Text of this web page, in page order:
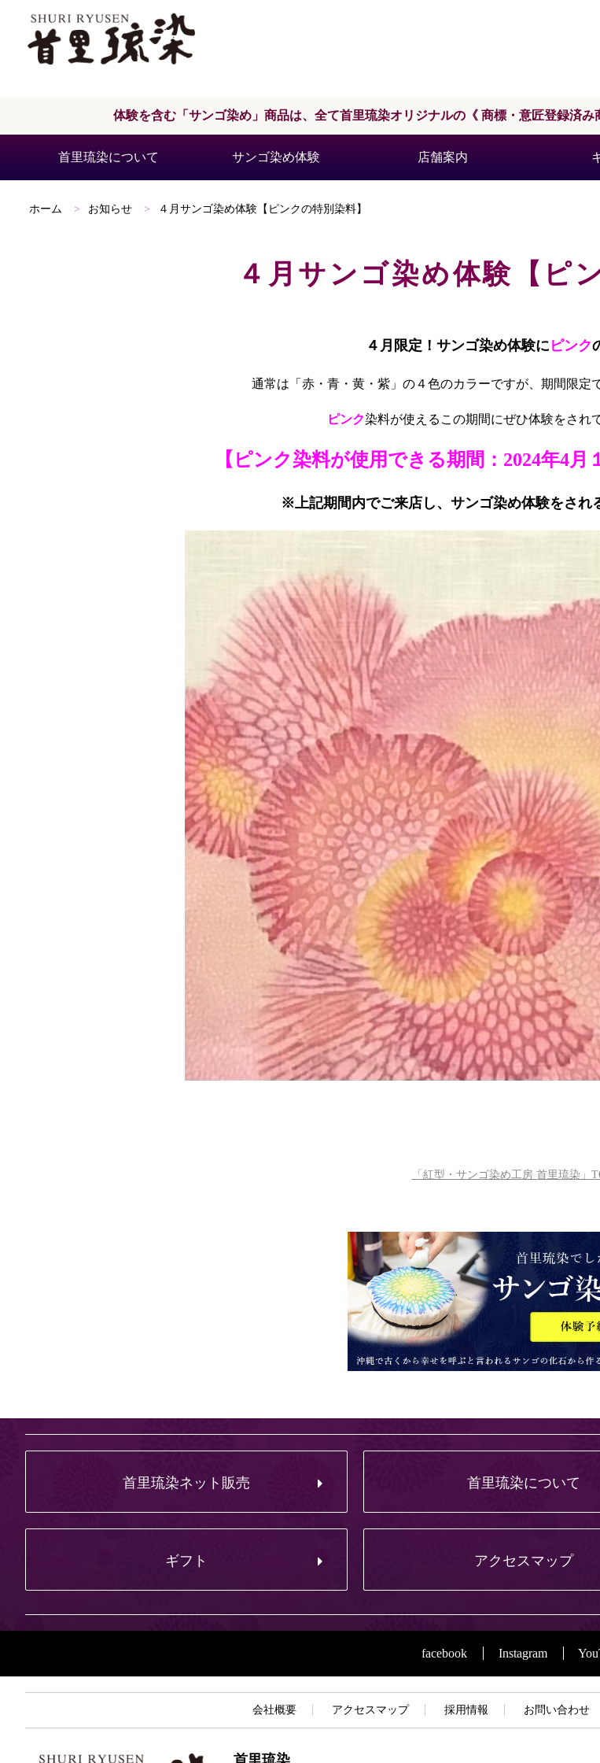
体験を含む「サンゴ染め」商品は、全て首里琉染オリジナルの 《 商標・意匠登録済
首里琉染について サンゴ染め体験 店舗案内
ホーム お知らせ ４月サンゴ染め体験【ピンクの特別染料】
４月サンゴ染め体験【ピ
４月限定！サンゴ染め体験に ピンク
通常は「赤・青・黄・紫」の４色のカラーですが、期間限定
ピンク染料が使えるこの期間にぜひ体験をされ
【ピンク染料が使用できる期間：2024年4月
※上記期間内でご来店し、サンゴ染め体験をされ
「紅型・サンゴ染め工房 首里琉染」
首里琉染ネット販売 首里琉染について
ギフト アクセスマップ
facebook Instagram
会社概要 アクセスマップ 採用情報 お問い合わせ
首里琉染